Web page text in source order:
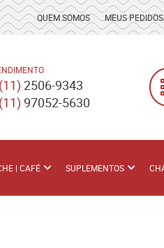
QUEM SOMOS MEUS PEDIDOS
(11) 2506-9343
(11) 97052-5630
| CAFÉ SUPLEMENTOS